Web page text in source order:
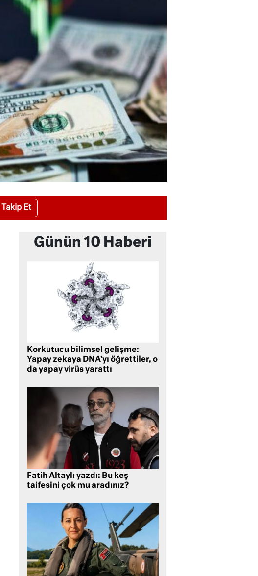
Takip Et
Günün 10 Haberi
Korkutucu bilimsel gelişme:
Yapay zekaya DNA’yı öğrettiler, o
da yapay virüs yarattı
Fatih Altaylı yazdı: Bu keş
taifesini çok mu aradınız?